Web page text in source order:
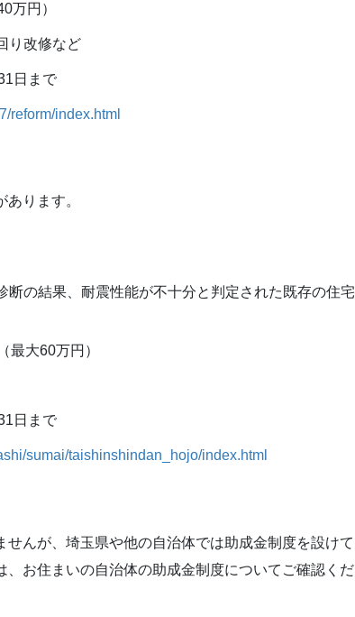
万円）
り改修など
日まで
reform/index.html
ります。
断の結果、耐震性能が不十分と判定された既存の住宅
最大60万円）
日まで
sumai/taishinshindan_hojo/index.html
んが、埼玉県や他の自治体では助成金制度を設けて
お住まいの自治体の助成金制度についてご確認くだ